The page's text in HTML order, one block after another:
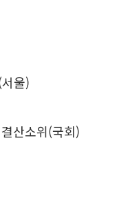
울)
산소위(국회)